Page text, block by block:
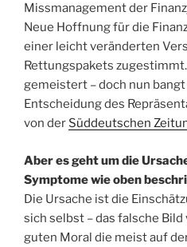
Missmanagement der
Neue Hoffnung für die
einer leicht veränderten
Rettungspakets
gemeistert – doch nun
Entscheidung des
von der Süddeutschen
Aber es geht um die
Symptome wie oben
Die Ursache ist die
sich selbst – das falsche
guten Moral die meist auf